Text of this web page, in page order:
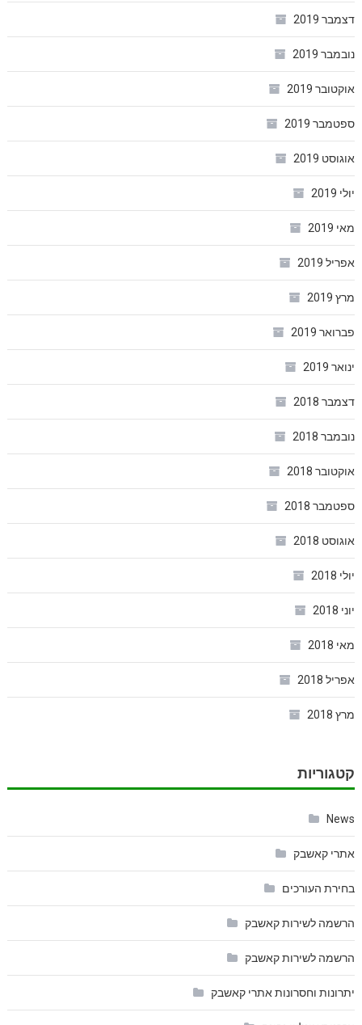
דצמבר 2019
נובמבר 2019
אוקטובר 2019
ספטמבר 2019
אוגוסט 2019
יולי 2019
מאי 2019
אפריל 2019
מרץ 2019
פברואר 2019
ינואר 2019
דצמבר 2018
נובמבר 2018
אוקטובר 2018
ספטמבר 2018
אוגוסט 2018
יולי 2018
יוני 2018
מאי 2018
אפריל 2018
מרץ 2018
קטגוריות
News
אתרי קאשבק
בחירת העורכים
הרשמה לשירות קאשבק
הרשמה לשירות קאשבק
יתרונות וחסרונות אתרי קאשבק